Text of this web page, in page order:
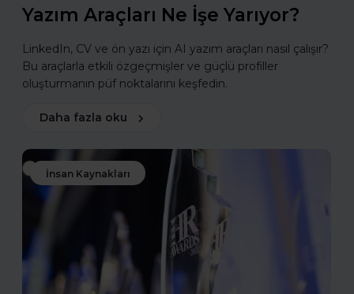
Yazım Araçları Ne İşe Yarıyor?
LinkedIn, CV ve ön yazı için AI yazım araçları nasıl çalışır?
Bu araçlarla etkili özgeçmişler ve güçlü profiller
oluşturmanın püf noktalarını keşfedin.
Daha fazla oku
İnsan Kaynakları